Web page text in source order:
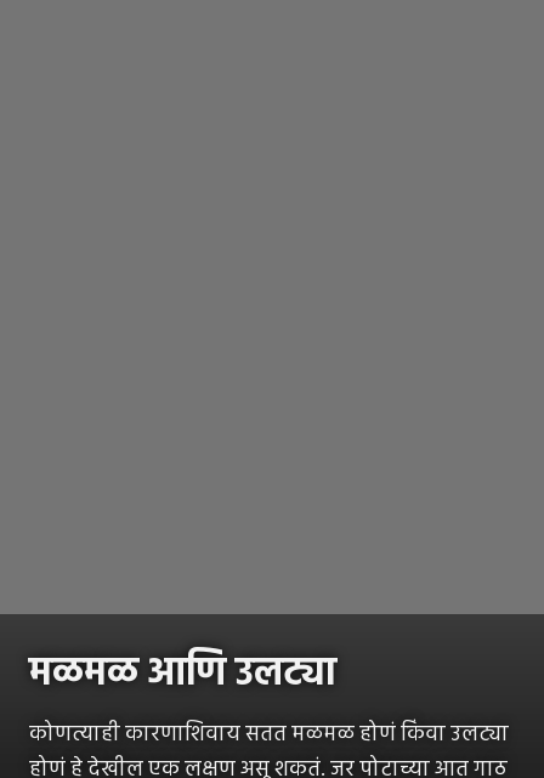
मळमळ आणि उलट्या
कोणत्याही कारणाशिवाय सतत मळमळ होणं किंवा उलट्या
होणं हे देखील एक लक्षण असू शकतं. जर पोटाच्या आत गाठ